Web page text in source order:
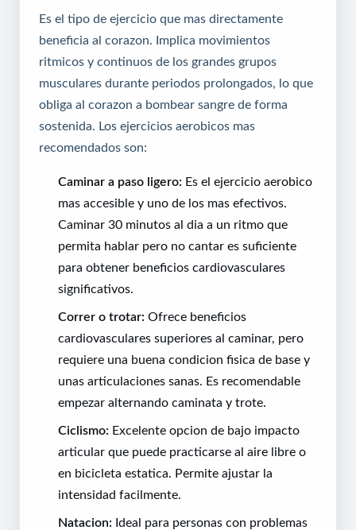
Es el tipo de ejercicio que mas directamente
beneficia al corazon. Implica movimientos
ritmicos y continuos de los grandes grupos
musculares durante periodos prolongados, lo que
obliga al corazon a bombear sangre de forma
sostenida. Los ejercicios aerobicos mas
recomendados son:
Caminar a paso ligero: Es el ejercicio aerobico
mas accesible y uno de los mas efectivos.
Caminar 30 minutos al dia a un ritmo que
permita hablar pero no cantar es suficiente
para obtener beneficios cardiovasculares
significativos.
Correr o trotar: Ofrece beneficios
cardiovasculares superiores al caminar, pero
requiere una buena condicion fisica de base y
unas articulaciones sanas. Es recomendable
empezar alternando caminata y trote.
Ciclismo: Excelente opcion de bajo impacto
articular que puede practicarse al aire libre o
en bicicleta estatica. Permite ajustar la
intensidad facilmente.
Natacion: Ideal para personas con problemas